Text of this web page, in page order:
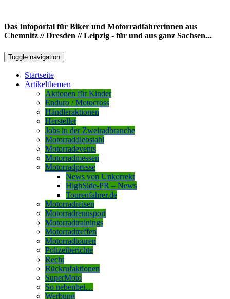
Das Infoportal für Biker und Motorradfahrerinnen aus
Chemnitz // Dresden // Leipzig - für und aus ganz Sachsen...
Toggle navigation
Startseite
Artikelthemen
Aktionen für Kinder
Enduro / Motocross
Händleraktionen
Hersteller
Jobs in der Zweiradbranche
Motorraddiebstahl
Motorradevents
Motorradmessen
Motorradpresse
News von Unkorrekt
HighSide-PR – News
Tourenfahrer.de
Motorradreisen
Motorradrennsport
Motorradtrainings
Motorradtreffen
Motorradtouren
Polizeiberichte
Recht
Rückrufaktionen
SuperMoto
So nebenbei…
Werbung